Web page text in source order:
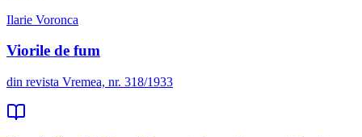
Ilarie Voronca
Viorile de fum
din revista Vremea, nr. 318/1933